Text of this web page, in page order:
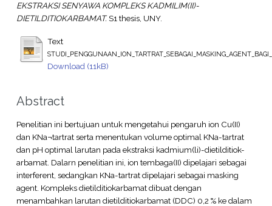
EKSTRAKSI SENYAWA KOMPLEKS KADMILIM(II)-
DIETILDITIOKARBAMAT.S1 thesis, UNY.
Text
Download (11kB)
Abstract
Penelitian ini bertujuan untuk mengetahui pengaruh ion Cu(II)
dan KNa¬tartrat serta menentukan volume optimal KNa-tartrat
dan pH optimal larutan pada ekstraksi kadmium(li)-dietilditiok-
arbamat. Dalarn penelitian ini, ion tembaga(II) dipelajari sebagai
interferent, sedangkan KNa-tartrat dipelajari sebagai masking
agent. Kompleks dietilditiokarbamat dibuat dengan
menambahkan larutan dietilditiokarbamat (DDC) 0,2 % ke dalam